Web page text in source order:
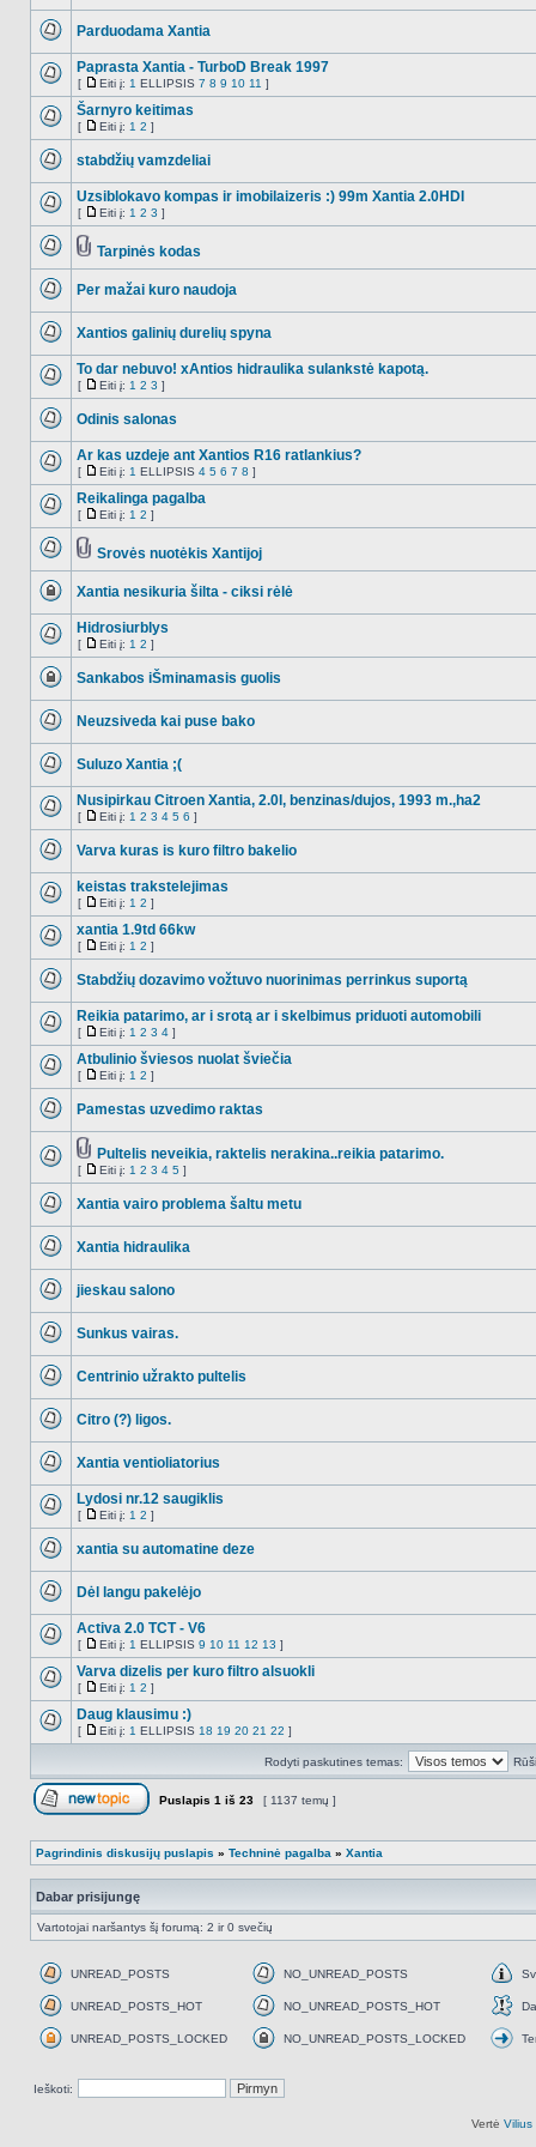
Parduodama Xantia
NO_UNREAD_POSTS
Paprasta Xantia - TurboD Break 1997
[
Eiti
į
Eiti į: 1 ELLIPSIS 7 8 9 10 11 ]
NO_UNREAD_POSTS
Šarnyro keitimas
[
Eiti
Eiti į: 1 2 ]
stabdžių vamzdeliai
NO_UNREAD_POSTS
Uzsiblokavo kompas ir imobilaizeris :) 99m Xantia 2.0HDI
[
Eiti
Eiti į: 1 2 3 ]
NO_UNREAD_POSTS
Tema
prikabintų
Tarpinės kodas
Per mažai kuro naudoja
Xantios galinių durelių spyna
NO_UNREAD_POSTS
To dar nebuvo! xAntios hidraulika sulankstė kapotą.
[
Eiti
Eiti į: 1 2 3 ]
Odinis salonas
NO_UNREAD_POSTS
Ar kas uzdeje ant Xantios R16 ratlankius?
[
Eiti
į
Eiti į: 1 ELLIPSIS 4 5 6 7 8 ]
NO_UNREAD_POSTS
Reikalinga pagalba
[
Eiti
Eiti į: 1 2 ]
prikabintų
Srovės nuotėkis Xantijoj
tema
užrakinta,
negalite
redaguoti
pranešimų
arba
atsakinėti
Xantia nesikuria šilta - ciksi rėlė
NO_UNREAD_POSTS
Hidrosiurblys
[
Eiti
Eiti į: 1 2 ]
užrakinta,
negalite
redaguoti
pranešimų
arba
atsakinėti
juos.
Sankabos iŠminamasis guolis
Neuzsiveda kai puse bako
Suluzo Xantia ;(
NO_UNREAD_POSTS
Nusipirkau Citroen Xantia, 2.0l, benzinas/dujos, 1993 m.,ha2
[
Eiti
Eiti į: 1 2 3 4 5 6 ]
Varva kuras is kuro filtro bakelio
NO_UNREAD_POSTS
keistas trakstelejimas
[
Eiti
į
Eiti į: 1 2 ]
NO_UNREAD_POSTS
xantia 1.9td 66kw
[
Eiti
Eiti į: 1 2 ]
Stabdžių dozavimo vožtuvo nuorinimas perrinkus suportą
NO_UNREAD_POSTS
Reikia patarimo, ar i srotą ar i skelbimus priduoti automobili
[
Eiti
į
Eiti į: 1 2 3 4 ]
NO_UNREAD_POSTS
Atbulinio šviesos nuolat šviečia
[
Eiti
Eiti į: 1 2 ]
Pamestas uzvedimo raktas
NO_UNREAD_POSTS
Tema
turi
failų
Pultelis neveikia, raktelis nerakina..reikia patarimo.
[
Eiti
Eiti į: 1 2 3 4 5 ]
Xantia vairo problema šaltu metu
Xantia hidraulika
jieskau salono
Sunkus vairas.
Centrinio užrakto pultelis
Citro (?) ligos.
Xantia ventioliatorius
NO_UNREAD_POSTS
Lydosi nr.12 saugiklis
[
Eiti
Eiti į: 1 2 ]
xantia su automatine deze
Dėl langu pakelėjo
NO_UNREAD_POSTS
Activa 2.0 TCT - V6
[
Eiti
į
Eiti į: 1 ELLIPSIS 9 10 11 12 13 ]
NO_UNREAD_POSTS
Varva dizelis per kuro filtro alsuokli
[
Eiti
į
Eiti į: 1 2 ]
NO_UNREAD_POSTS
Daug klausimu :)
[
Eiti
Eiti į: 1 ELLIPSIS 18 19 20 21 22 ]
Rodyti paskutines temas:
Puslapis 1 iš 23 [ 1137 temų ]
Pagrindinis diskusijų puslapis » Techninė pagalba » Xantia
Dabar prisijungę
Vartotojai naršantys šį forumą: 2 ir 0 svečių
UNREAD_POSTS
NO_UNREAD_POSTS
UNREAD_POSTS_HOT
NO_UNREAD_POSTS_HOT
UNREAD_POSTS_LOCKED
NO_UNREAD_POSTS_LOCKED
Ieškoti:
Vertė Vilius